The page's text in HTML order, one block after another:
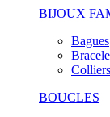
BIJOUX
Bagues
BOUCLES